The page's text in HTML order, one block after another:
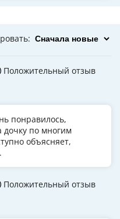
:
Положительный отзыв
понравилось,
дочку по многим
объясняет,
Положительный отзыв